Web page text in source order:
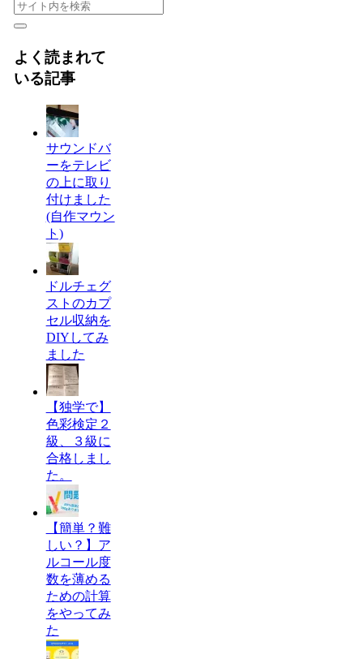
よく読まれて
いる記事
サウンドバ
ーをテレビ
の上に取り
付けました
(自作マウン
ト)
ドルチェグ
ストのカプ
セル収納を
DIYしてみ
ました
【独学で】
色彩検定２
級、３級に
合格しまし
た。
【簡単？難
しい？】ア
ルコール度
数を薄める
ための計算
をやってみ
た